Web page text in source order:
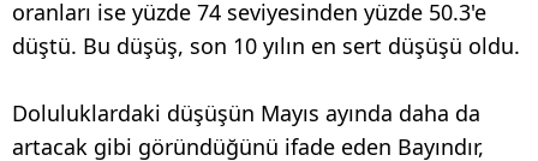
oranları ise yüzde 74 seviyesinden yüzde 50.3'e
düştü. Bu düşüş, son 10 yılın en sert düşüşü oldu.
Doluluklardaki düşüşün Mayıs ayında daha da
artacak gibi göründüğünü ifade eden Bayındır,